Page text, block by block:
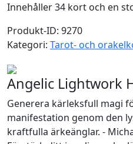
Innehåller 34 kort och en
Produkt-ID: 9270
Kategori: Tarot- och
Angelic Lightwork
Generera kärleksfull magi
manifestation genom den
kraftfulla ärkeänglar. -